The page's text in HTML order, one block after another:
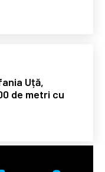
Uță,
de metri cu